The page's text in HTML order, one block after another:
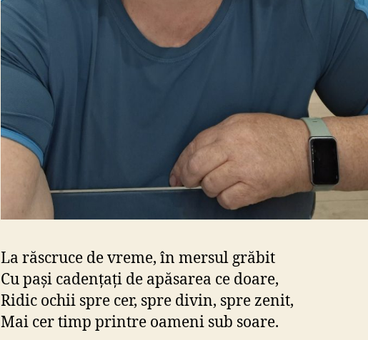
La răscruce de vreme, în mersul grăbit
Cu pași cadențați de apăsarea ce doare,
Ridic ochii spre cer, spre divin, spre zenit,
Mai cer timp printre oameni sub soare.